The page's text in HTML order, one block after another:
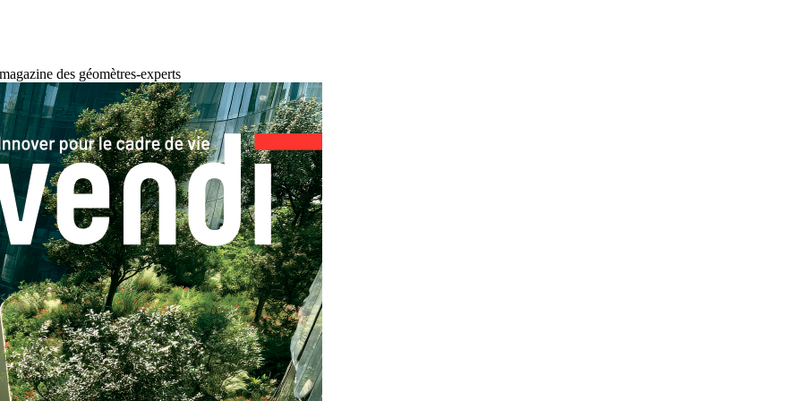
des géomètres-experts